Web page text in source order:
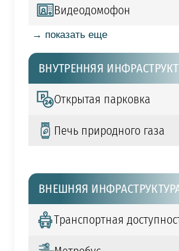
Видеодомофон
→ показать еще
ВНУТРЕННЯЯ
Открытая парковка
Печь природного газа
ВНЕШНЯЯ
Транспортная